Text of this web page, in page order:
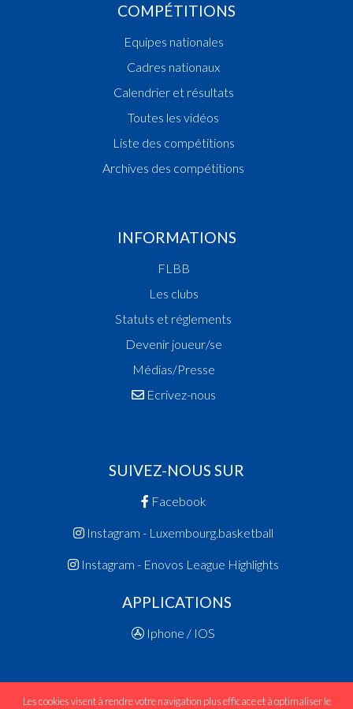
COMPÉTITIONS
Equipes nationales
Cadres nationaux
Calendrier et résultats
Toutes les vidéos
Liste des compétitions
Archives des compétitions
INFORMATIONS
FLBB
Les clubs
Statuts et réglements
Devenir joueur/se
Médias/Presse
Ecrivez-nous
SUIVEZ-NOUS SUR
Facebook
Instagram - Luxembourg.basketball
Instagram - Enovos League Highlights
APPLICATIONS
Iphone / IOS
Les cookies visent à rendre votre navigation plus efficace et à optimaliser le